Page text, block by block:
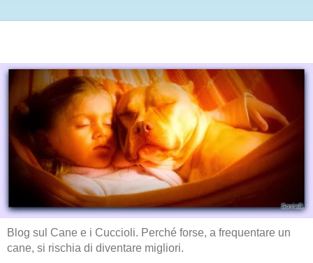
Blog sul Cane e i Cuccioli. Perché forse, a frequentare un
cane, si rischia di diventare migliori.